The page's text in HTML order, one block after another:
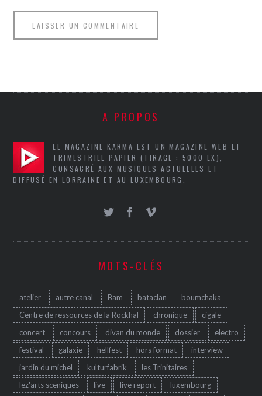
A PROPOS
LE MAGAZINE KARMA EST UN MAGAZINE WEB ET
TRIMESTRIEL PAPIER (TIRAGE : 5000 EX),
CONSACRÉ AUX MUSIQUES ACTUELLES ET
DIFFUSÉ EN LORRAINE ET AU LUXEMBOURG.
MOTS-CLÉS
atelier autre canal Bam bataclan
boumchaka
Centre de ressources de la Rockhal
chronique
cigale
concert
concours divan du monde dossier
electro
festival
galaxie hellfest hors format
interview
jardin du michel
kulturfabrik
les Trinitaires
lez'arts sceniques
live live report
luxembourg